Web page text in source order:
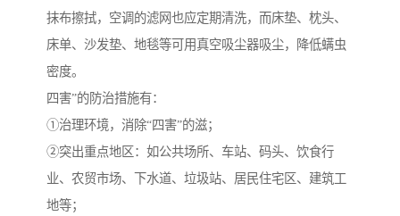
抹布擦拭，空调的滤网也应定期清洗，而床垫、枕头、
床单、沙发垫、地毯等可用真空吸尘器吸尘，降低螨虫
密度。
四害”的防治措施有：
①治理环境，消除“四害”的滋；
②突出重点地区：如公共场所、车站、码头、饮食行
业、农贸市场、下水道、垃圾站、居民住宅区、建筑工
地等；